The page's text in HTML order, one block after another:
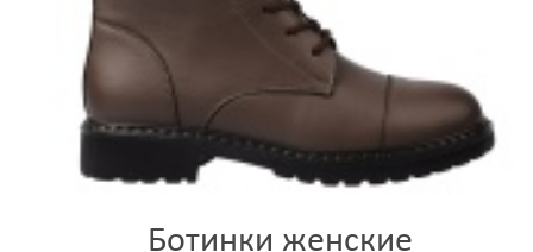
Ботинки женские